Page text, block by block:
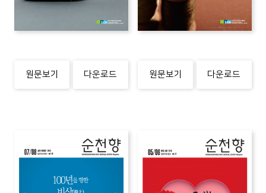
원문보기 다운로드 원문보기 다운로드